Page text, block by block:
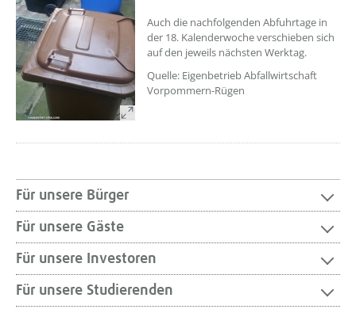
Auch die nachfolgenden Abfuhrtage in
der 18. Kalenderwoche verschieben sich
auf den jeweils nächsten Werktag.
Quelle: Eigenbetrieb Abfallwirtschaft
Vorpommern-Rügen
Für unsere Bürger
Für unsere Gäste
Für unsere Investoren
Für unsere Studierenden